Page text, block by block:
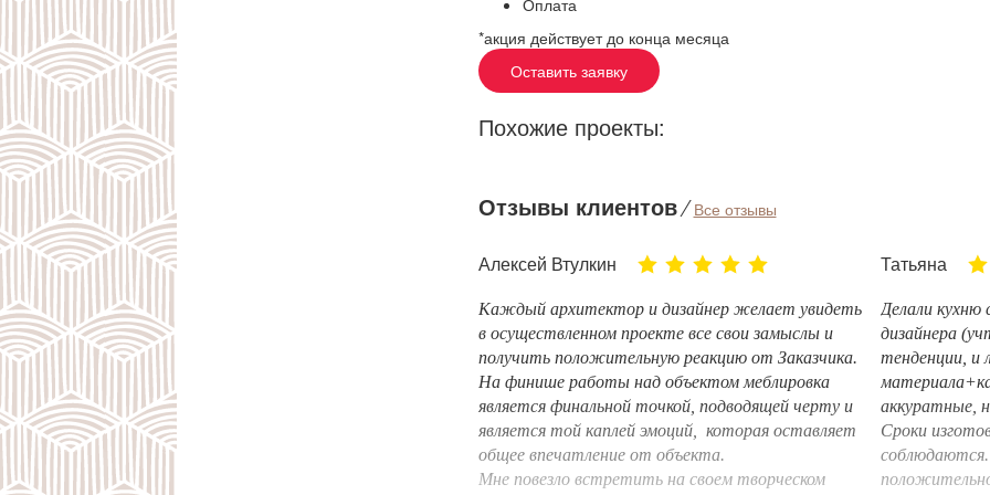
Оплата
*акция действует до конца месяца
Оставить заявку
Похожие проекты:
Отзывы клиентов⁄Все отзывы
Алексей Втулкин
Каждый архитектор и дизайнер желает увидеть
в осуществленном проекте все свои замыслы и
получить положительную реакцию от Заказчика.
На финише работы над объектом меблировка
является финальной точкой, подводящей черту и
является той каплей эмоций, которая оставляет
общее впечатление от объекта.
Мне повезло встретить на своем творческом
Татьяна
Делали кухню
дизайнера
тенденции, и
аккуратные,
Сроки